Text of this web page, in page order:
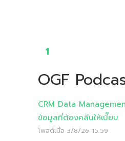
1
OGF
CRM Data
ข้อมูลที่ต้องคลีนให้เนี๊ยบ
โพสต์เมื่อ 3/8/26 15:59